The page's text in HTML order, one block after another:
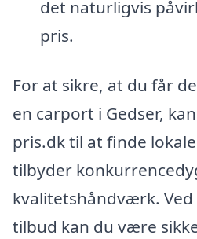
det naturligvis
pris.
For at sikre, at du får
en carport i Gedser,
pris.dk til at finde
tilbyder
kvalitetshåndværk.
tilbud kan du være